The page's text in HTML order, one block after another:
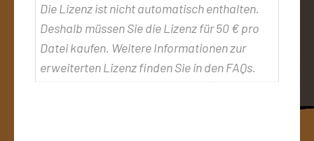
Die Lizenz ist nicht automatisch enthalten.
Deshalb müssen Sie die Lizenz für 50 € pro
Datei kaufen. Weitere Informationen zur
erweiterten Lizenz finden Sie in den FAQs.